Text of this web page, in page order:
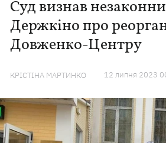
Суд визнав
Держкіно про
Довженко-Центру
КРІСТІНА МАРТИНКО 12 липня 2023